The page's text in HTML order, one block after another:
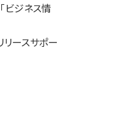
ビジネス情
リースサポー